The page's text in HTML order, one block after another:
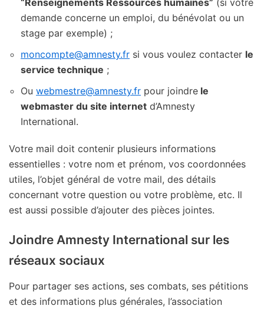
demande concerne un emploi, du bénévolat ou un
stage par exemple) ;
moncompte@amnesty.fr si vous voulez contacter le
service technique ;
Ou webmestre@amnesty.fr pour joindre le
webmaster du site internet d’Amnesty
International.
Votre mail doit contenir plusieurs informations
essentielles : votre nom et prénom, vos coordonnées
utiles, l’objet général de votre mail, des détails
concernant votre question ou votre problème, etc. Il
est aussi possible d’ajouter des pièces jointes.
Joindre Amnesty International sur les
réseaux sociaux
Pour partager ses actions, ses combats, ses pétitions
et des informations plus générales, l’association